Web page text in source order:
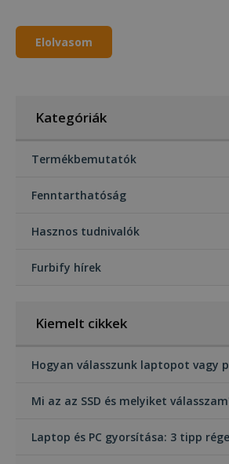
Elolvasom
Kategóriák
Termékbemutatók
Fenntarthatóság
Hasznos tudnivalók
Furbify hírek
Kiemelt cikkek
Hogyan válasszunk laptopot vagy
Mi az az SSD és melyiket
Laptop és PC gyorsítása: 3 tipp